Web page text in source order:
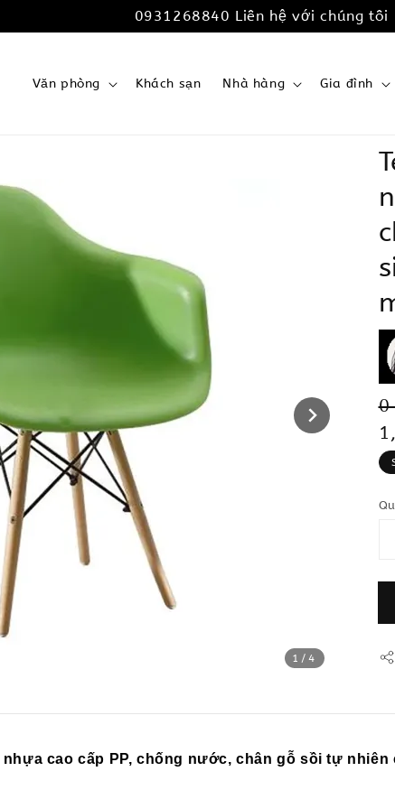
0931268840 Liên hệ với chúng tôi
Văn phòng Khách sạn Nhà hàng Gia đình
1 /4
0
nhựa cao cấp PP, chống nước, c hân gỗ sồi tự